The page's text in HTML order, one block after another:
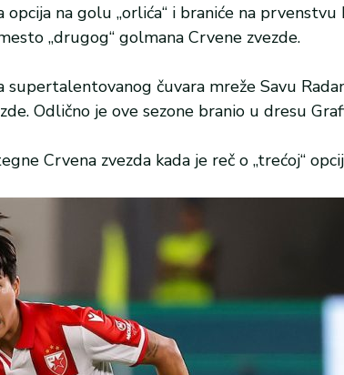
na golu „orlića“ i braniće na prvenstvu
„drugog“ golmana Crvene zvezde.
čuvara mreže Savu
Odlično je ove sezone branio u dresu
Crvena zvezda kada je reč o „trećoj“